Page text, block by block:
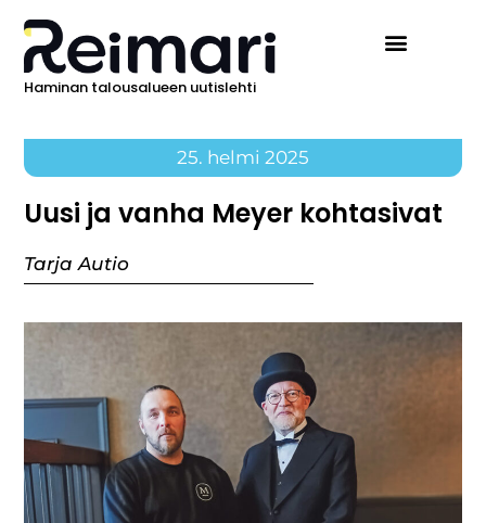
Haminan talousalueen uutislehti
25. helmi 2025
Uusi ja vanha Meyer kohtasivat
Tarja Autio